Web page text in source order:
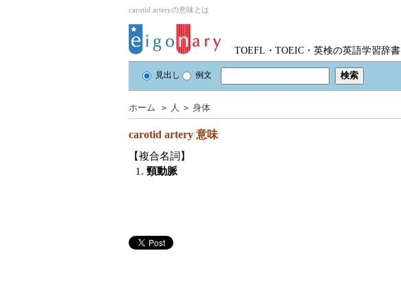
carotid arteryの意味とは
TOEFL・TOEIC・英検の英語学習辞書
見出し 例文
ホーム ＞ 人 ＞ 身体
carotid artery 意味
【複合名詞】
1. 頸動脈